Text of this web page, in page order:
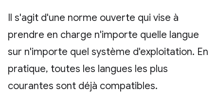
Il s'agit d'une norme ouverte qui vise à
prendre en charge n'importe quelle langue
sur n'importe quel système d'exploitation. En
pratique, toutes les langues les plus
courantes sont déjà compatibles.